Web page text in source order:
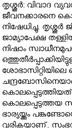
തൃശ്ശൂര്‍: വിവാദ
ജീവനക്കാരനെ
നിഷേധിച്ചു.
ജാമ്യാപേക്ഷ
നിഷാം
ശോഭാസിറ്റിയിലെ
കൊലപ്പെടുത്തിയത്.
കൊലപ്പെടുത്തയ
ഭാര്യയ്ക്കും